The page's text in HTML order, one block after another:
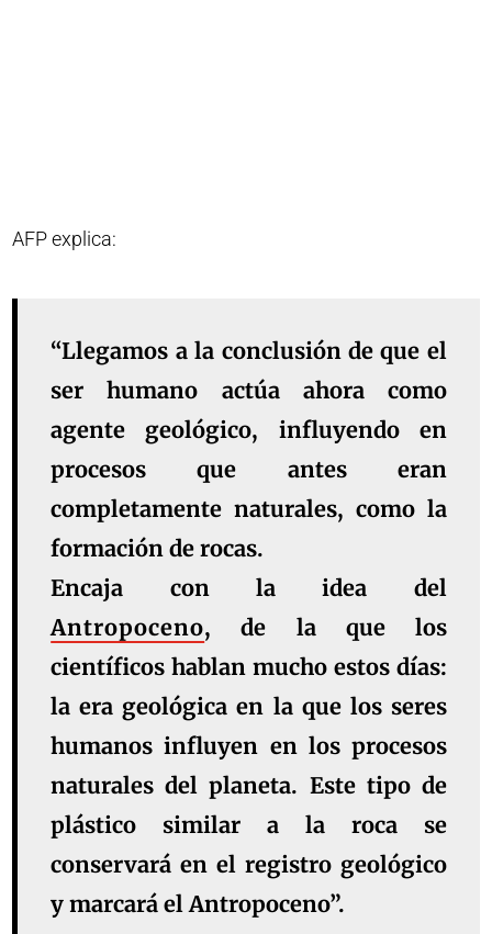
AFP explica:
“Llegamos a la conclusión de que el
ser humano actúa ahora como
agente geológico, influyendo en
procesos que antes eran
completamente naturales, como la
formación de rocas.
Encaja con la idea del
Antropoceno, de la que los
científicos hablan mucho estos días:
la era geológica en la que los seres
humanos influyen en los procesos
naturales del planeta. Este tipo de
plástico similar a la roca se
conservará en el registro geológico
y marcará el Antropoceno”.